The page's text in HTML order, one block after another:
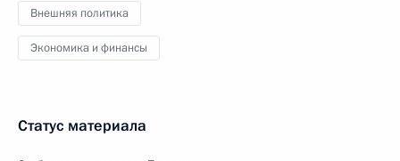
Внешняя политика
Экономика и финансы
Статус материала